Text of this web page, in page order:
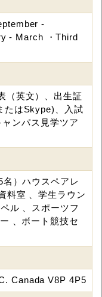
-
- March ・Third
（英文）、出生証
たはSkype)、入試
ャンパス見学ツア
）ハウスペアレ
料室 、学生ラウン
ル 、スポーツフ
、ボート競技セ
Canada V8P 4P5